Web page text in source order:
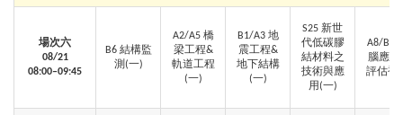
場次六
08/21
08:00–09:45
B6 結構監
測(一)
A2/A5 橋
梁工程&
軌道工程
(一)
B1/A3 地
震工程&
地下結構
(一)
S25 新世
代低碳膠
結材料之
技術與應
用(一)
A8/B3
腦應用
評估補